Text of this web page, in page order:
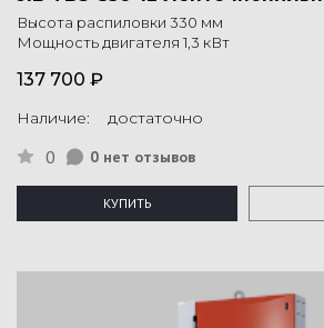
Высота распиловки 330 мм
Мощность двигателя 1,3 кВт
137 700 ₽
Наличие: достаточно
0 0 нет отзывов
КУПИТЬ